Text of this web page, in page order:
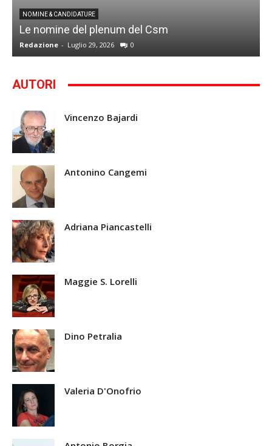
NOMINE & CANDIDATURE
Le nomine del plenum del Csm
Redazione - Luglio 29, 2026 0
AUTORI
Vincenzo Bajardi
Antonino Cangemi
Adriana Piancastelli
Maggie S. Lorelli
Dino Petralia
Valeria D'Onofrio